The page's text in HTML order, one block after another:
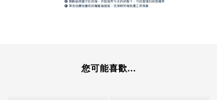
您可能喜歡...